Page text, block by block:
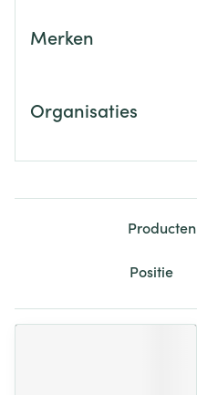
Merken
Organisaties
Producten
Sorteer op: